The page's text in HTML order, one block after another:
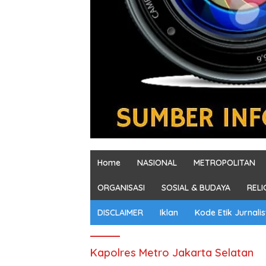
Home NASIONAL METROPOLITAN
ORGANISASI SOSIAL & BUDAYA
DISCLAIMER Iklan Kode Etik
Kapolres Metro Jakarta Selatan